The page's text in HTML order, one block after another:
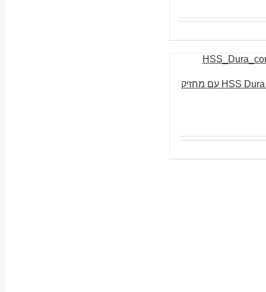
ביט מקדח חלול 50 מ”מ HSS Dura עם מחזיק